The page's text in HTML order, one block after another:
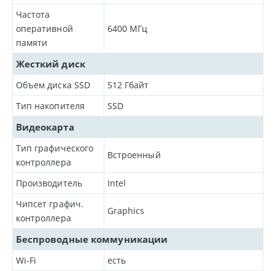
Частота
оперативной
памяти
6400 МГц
Жесткий диск
Объем диска SSD 512 Гбайт
Тип накопителя
SSD
Видеокарта
Тип графического
контроллера
Встроенный
Производитель
Intel
Чипсет графич.
контроллера
Graphics
Беспроводные коммуникации
Wi-Fi есть